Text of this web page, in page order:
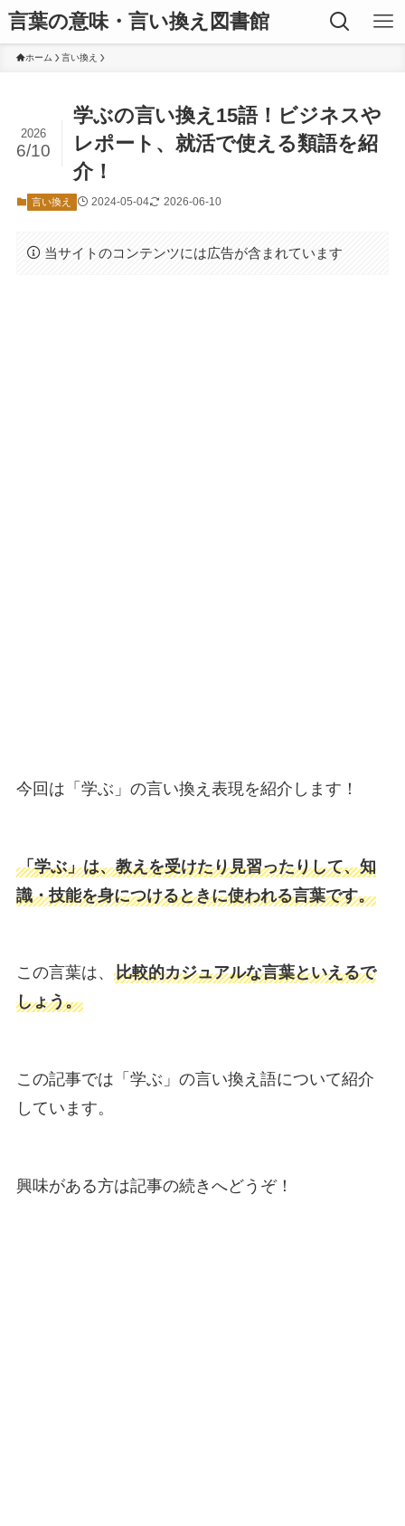
言葉の意味・言い換え図書館
ホーム 言い換え
学ぶの言い換え15語！ビジネスや
レポート、就活で使える類語を紹
介！
2026
6/10
言い換え 2024-05-04 2026-06-10
当サイトのコンテンツには広告が含まれています
今回は「学ぶ」の言い換え表現を紹介します！
「学ぶ」は、教えを受けたり見習ったりして、知
識・技能を身につけるときに使われる言葉です。
この言葉は、 比較的カジュアルな言葉といえるで
しょう。
この記事では「学ぶ」の言い換え語について紹介
しています。
興味がある方は記事の続きへどうぞ！